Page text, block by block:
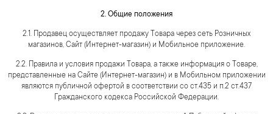
2. Общие положения
2.1. Продавец осуществляет продажу Товара через сеть Розничных
магазинов, Сайт (Интернет-магазин) и Мобильное приложение.
2.2. Правила и условия продажи Товара, а также информация о Товаре,
представленные на Сайте (Интернет-магазин) и в Мобильном приложении
являются публичной офертой в соответствии со ст.435 и п.2 ст.437
Гражданского кодекса Российской Федерации.